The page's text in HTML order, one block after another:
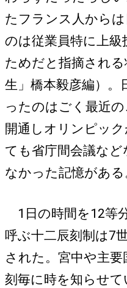
たフランス人から
のは従業員特に上
ためだと指摘され
生」橋本毅彦編）。
ったのはごく最近
開通しオリンピッ
ても省庁間会議な
なかった記憶がある
1日の時間を12等
呼ぶ十二辰刻制は7
された。宮中や主
刻毎に時を知らせ